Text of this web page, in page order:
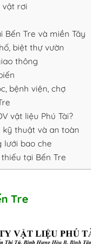
vật rơi
Tre và miền Tây
biệt thự vườn
thông
bệnh viện, chợ
vật liệu Phú Tài?
thuật và an toàn
lưới bao che
tại Bến Tre
Tre